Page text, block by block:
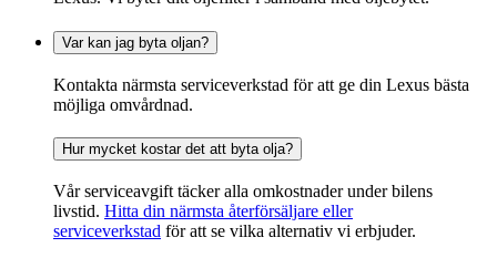
Var kan jag byta oljan?
Kontakta närmsta serviceverkstad för att ge din Lexus bästa
möjliga omvårdnad.
Hur mycket kostar det att byta olja?
Vår serviceavgift täcker alla omkostnader under bilens
livstid. Hitta din närmsta återförsäljare eller
serviceverkstad för att se vilka alternativ vi erbjuder.